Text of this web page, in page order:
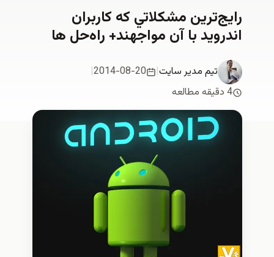
رایج‌ترین مشکلاتي كه کاربران
اندروید با آن مواجهند+ راه‌حل‌ ها
تیم مدیر سایت|
2014-08-20
|
4 دقیقه مطالعه